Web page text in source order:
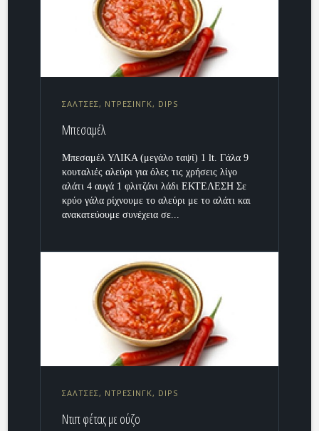
ΣΑΛΤΣΕΣ, ΝΤΡΕΣΙΝΓΚ, DIPS
Μπεσαμέλ
Μπεσαμέλ ΥΛΙΚΑ (μεγάλο ταψί) 1 lt. Γάλα 9
κουταλιές αλεύρι για όλες τις χρήσεις λίγο
αλάτι 4 αυγά 1 φλιτζάνι λάδι ΕΚΤΕΛΕΣΗ Σε
κρύο γάλα ρίχνουμε το αλεύρι με το αλάτι και
ανακατεύουμε συνέχεια σε...
ΣΑΛΤΣΕΣ, ΝΤΡΕΣΙΝΓΚ, DIPS
Ντιπ φέτας με ούζο